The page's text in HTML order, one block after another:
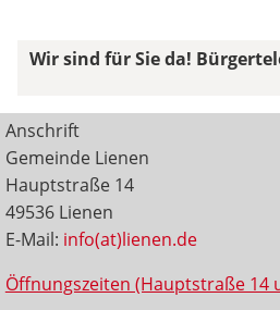
Wir sind für Sie da!
Anschrift
Gemeinde Lienen
Hauptstraße 14
49536 Lienen
E-Mail: info(at)lienen.de
Öffnungszeiten (Hauptstraße 14